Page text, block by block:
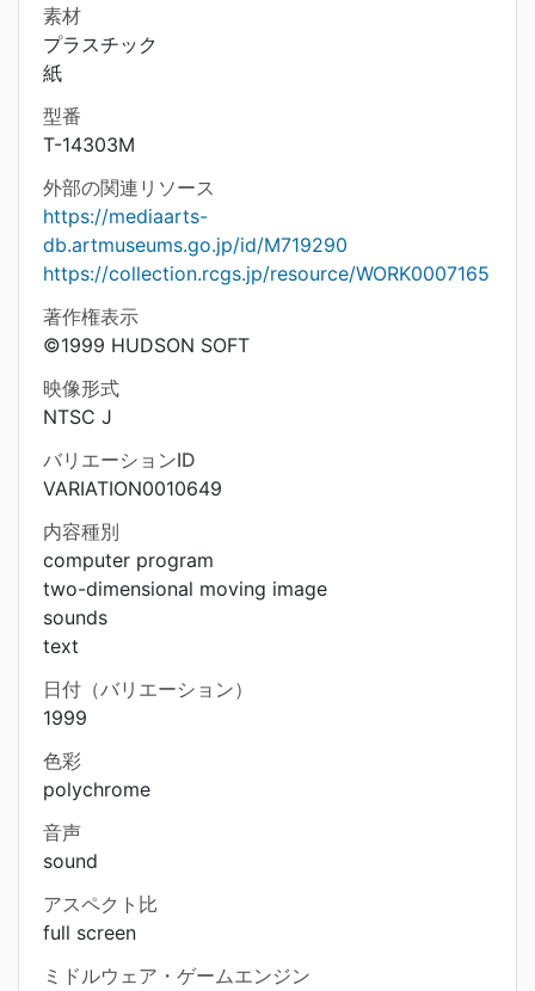
素材
プラスチック
紙
型番
T-14303M
外部の関連リソース
https://mediaarts-
db.artmuseums.go.jp/id/M719290
https://collection.rcgs.jp/resource/WORK0007165
著作権表示
©1999 HUDSON SOFT
映像形式
NTSC J
バリエーションID
VARIATION0010649
内容種別
computer program
two-dimensional moving image
sounds
text
日付（バリエーション）
1999
色彩
polychrome
音声
sound
アスペクト比
full screen
ミドルウェア・ゲームエンジン